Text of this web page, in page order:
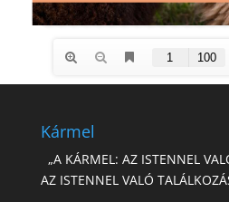
Kármel
„A KÁRMEL: AZ ISTENNEL
AZ ISTENNEL VALÓ